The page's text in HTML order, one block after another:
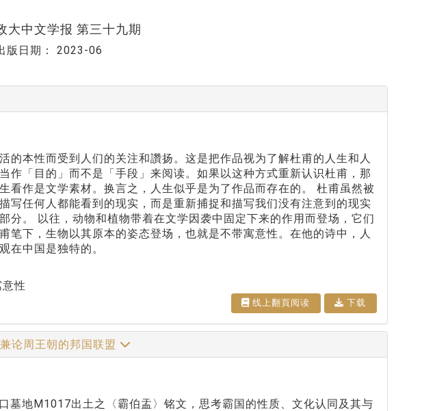
大中文学报 第三十九期
版日期： 2023-06
的本性而受到人们的关注和讚扬。这是把作品视为了解杜甫的人生和人
作「目的」而不是「手段」来阅读。如果以这种方式重新认识杜甫，那
看作是文学素材。换言之，人生似乎是为了作品而存在的。 杜甫虽然被
写任何人都能看到的现实，而是重新捕捉和描写我们没有注意到的现实
分。 以往，动物和植物带着在文学因袭中固定下来的作用而登场，它们
笔下，生物以其原本的姿态登场，也就是不带寓意性。在他的诗中，人
在中国是独特的。
性
线上翻⾴阅读 下载
论周王朝的邦国联盟
墓地M1017出土之〈霸伯盂〉铭文，思考霸国的性质、文化认同及其与